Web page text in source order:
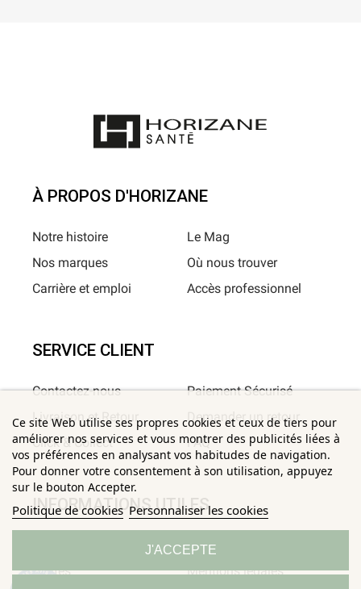
Ce site Web utilise ses propres cookies et ceux de tiers pour
améliorer nos services et vous montrer des publicités liées à
vos préférences en analysant vos habitudes de navigation.
Pour donner votre consentement à son utilisation, appuyez
sur le bouton Accepter.
Politique de cookies Personnaliser les cookies
J'ACCEPTE
À PROPOS D'HORIZANE
Notre histoire
Nos marques
Carrière et emploi
Le Mag
Où nous trouver
Accès professionnel
SERVICE CLIENT
Contactez-nous
Livraison et Retour
Click & Collect
Paiement Sécurisé
Demander un retour
FAQ
INFORMATIONS UTILES
Conditions Générales de
Ventes
Confidentialité
Mentions légales